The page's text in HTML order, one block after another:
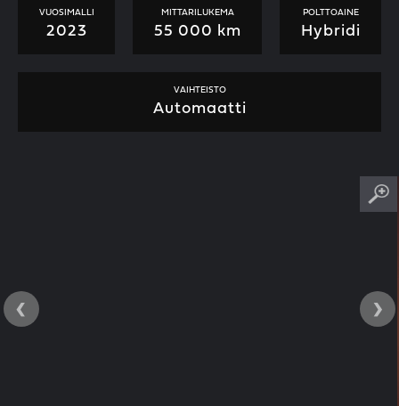
VUOSIMALLI
2023
MITTARILUKEMA
55 000 km
POLTTOAINE
Hybridi
VAIHTEISTO
Automaatti
‹ ›